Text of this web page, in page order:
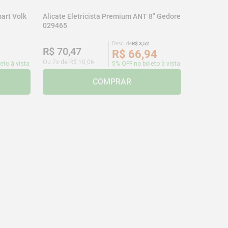
Volk
à vista
Alicate Eletricista Premium ANT 8" Gedore
029465
R$ 70,47
Ou7x de R$ 10 06
Desc. deR$ 3 52
R$ 66,94
5% OFF no boleto à vista
COMPRAR